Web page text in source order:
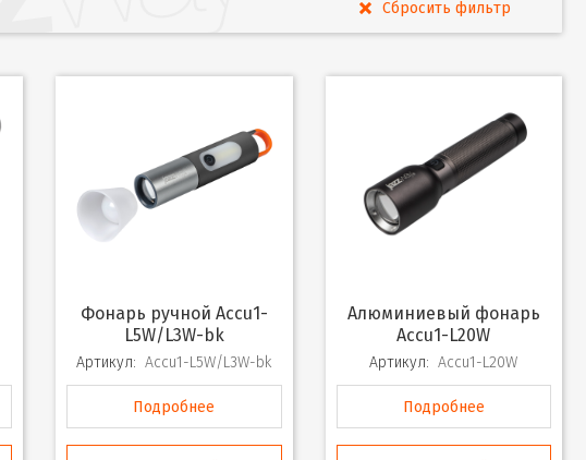
Фонарь ручной Accu1-
L5W/L3W-bk
Артикул: Accu1-L5W/L3W-bk
Подробнее
Алюминиевый фонарь
Accu1-L20W
Артикул: Accu1-L20W
Подробнее